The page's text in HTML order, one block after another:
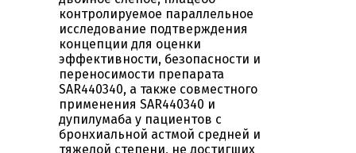
контролируемое параллельное
исследование подтверждения
концепции для оценки
эффективности, безопасности и
переносимости препарата
SAR440340, а также совместного
применения SAR440340 и
дупилумаба у пациентов с
бронхиальной астмой средней и
тяжелой степени, не достигших